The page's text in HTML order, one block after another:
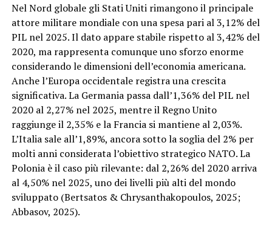
Nel Nord globale gli Stati Uniti rimangono il principale
attore militare mondiale con una spesa pari al 3,12% del
PIL nel 2025. Il dato appare stabile rispetto al 3,42% del
2020, ma rappresenta comunque uno sforzo enorme
considerando le dimensioni dell’economia americana.
Anche l’Europa occidentale registra una crescita
significativa. La Germania passa dall’1,36% del PIL nel
2020 al 2,27% nel 2025, mentre il Regno Unito
raggiunge il 2,35% e la Francia si mantiene al 2,03%.
L’Italia sale all’1,89%, ancora sotto la soglia del 2% per
molti anni considerata l’obiettivo strategico NATO. La
Polonia è il caso più rilevante: dal 2,26% del 2020 arriva
al 4,50% nel 2025, uno dei livelli più alti del mondo
sviluppato (Bertsatos & Chrysanthakopoulos, 2025;
Abbasov, 2025).